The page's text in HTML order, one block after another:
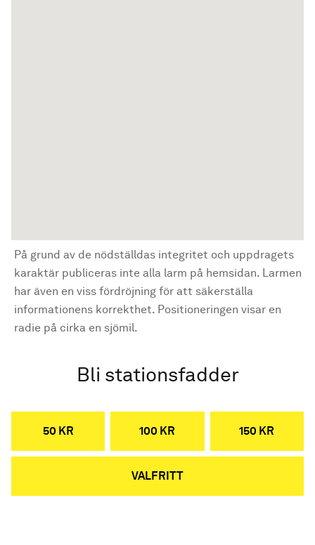
På grund av de nödställdas integritet och uppdragets
karaktär publiceras inte alla larm på hemsidan. Larmen
har även en viss fördröjning för att säkerställa
informationens korrekthet. Positioneringen visar en
radie på cirka en sjömil.
Bli stationsfadder
50 KR 100 KR 150 KR
VALFRITT